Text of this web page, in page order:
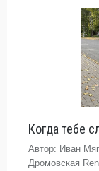
Когда тебе
Автор: Иван
Дромовская